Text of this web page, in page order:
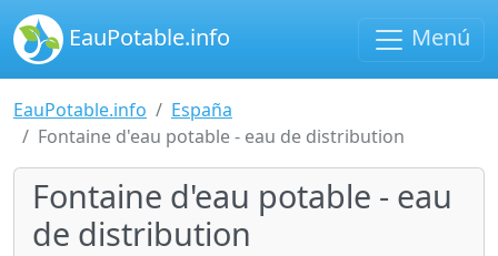
EauPotable.info Menú
EauPotable.info
España
Fontaine d'eau potable - eau de distribution
Fontaine d'eau potable - eau
de distribution